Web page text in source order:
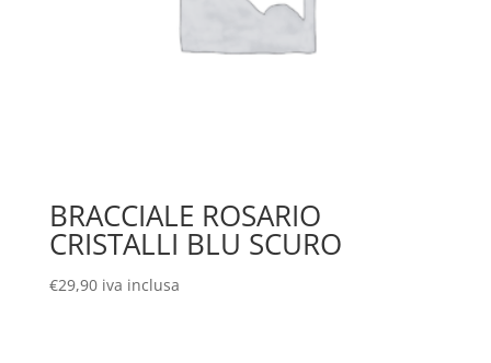
BRACCIALE ROSARIO
CRISTALLI BLU SCURO
€29,90 iva inclusa